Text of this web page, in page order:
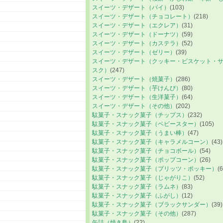
スイーツ・デザート（パイ） (103)
スイーツ・デザート（チョコレート） (218)
スイーツ・デザート（エクレア） (31)
スイーツ・デザート（ドーナツ） (59)
スイーツ・デザート（カステラ） (52)
スイーツ・デザート（ゼリー） (39)
スイーツ・デザート（クッキー・ビスケット・
スク） (247)
スイーツ・デザート（焼菓子） (286)
スイーツ・デザート（芋けんぴ） (80)
スイーツ・デザート（生洋菓子） (64)
スイーツ・デザート（その他） (202)
駄菓子・スナック菓子（チップス） (232)
駄菓子・スナック菓子（ベビースター） (105)
駄菓子・スナック菓子（うまい棒） (47)
駄菓子・スナック菓子（キャラメルコーン） (43)
駄菓子・スナック菓子（チョコボール） (54)
駄菓子・スナック菓子（ポップコーン） (26)
駄菓子・スナック菓子（プリッツ・ポッキー）
駄菓子・スナック菓子（じゃがりこ） (52)
駄菓子・スナック菓子（ラムネ） (83)
駄菓子・スナック菓子（ふがし） (12)
駄菓子・スナック菓子（ブラックサンダー） (39)
駄菓子・スナック菓子（その他） (287)